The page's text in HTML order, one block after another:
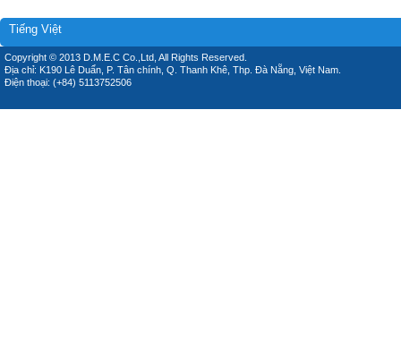
Tiếng Việt
Copyright © 2013 D.M.E.C Co.,Ltd, All Rights Reserved.
Địa chỉ: K190 Lê Duẩn, P. Tân chính, Q. Thanh Khê, Thp. Đà Nẵng, Việt Nam.
Điện thoại: (+84) 5113752506